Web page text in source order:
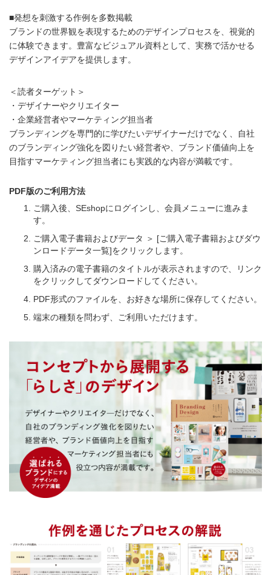
■発想を刺激する作例を多数掲載
ブランドの世界観を表現するためのデザインプロセスを、視覚的
に体験できます。豊富なビジュアル資料として、実務で活かせる
デザインアイデアを提供します。
＜読者ターゲット＞
・デザイナーやクリエイター
・企業経営者やマーケティング担当者
ブランディングを専門的に学びたいデザイナーだけでなく、自社
のブランディング強化を図りたい経営者や、ブランド価値向上を
目指すマーケティング担当者にも実践的な内容が満載です。
PDF版のご利用方法
ご購入後、SEshopにログインし、会員メニューに進みま
す。
ご購入電子書籍およびデータ ＞ [ご購入電子書籍およびダウ
ンロードデータ一覧]をクリックします。
購入済みの電子書籍のタイトルが表示されますので、リンク
をクリックしてダウンロードしてください。
PDF形式のファイルを、お好きな場所に保存してください。
端末の種類を問わず、ご利用いただけます。